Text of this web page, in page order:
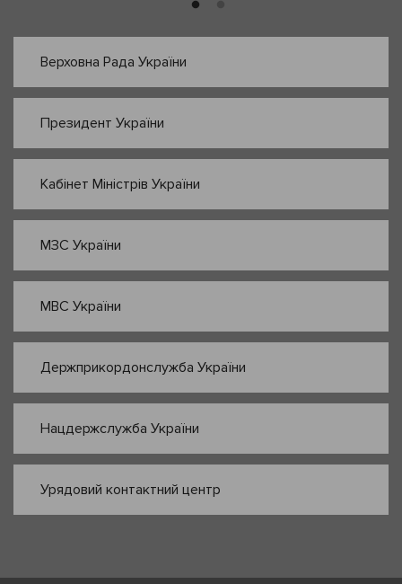
Верховна Рада України
Президент України
Кабінет Міністрів України
МЗС України
МВС України
Держприкордонслужба України
Нацдержслужба України
Урядовий контактний центр